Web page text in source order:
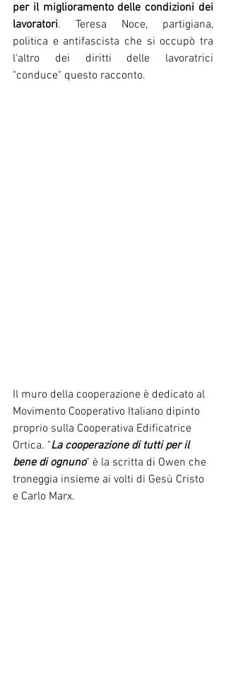
per il miglioramento delle condizioni dei
lavoratori. Teresa Noce, partigiana,
politica e antifascista che si occupò tra
l'altro dei diritti delle lavoratrici
"conduce" questo racconto.
Il muro della cooperazione è dedicato al
Movimento Cooperativo Italiano dipinto
proprio sulla Cooperativa Edificatrice
Ortica. "La cooperazione di tutti per il
bene di ognuno" è la scritta di Owen che
troneggia insieme ai volti di Gesù Cristo
e Carlo Marx.